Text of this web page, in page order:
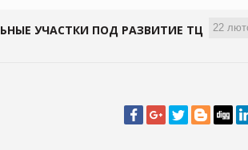
22
УЧАСТКИ ПОД РАЗВИТИЕ ТЦ